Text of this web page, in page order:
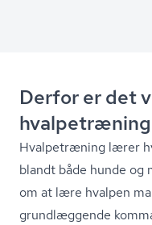
Derfor er det
Hvalpetræning lærer
blandt både hunde og
om at lære hvalpen
grundlæggende